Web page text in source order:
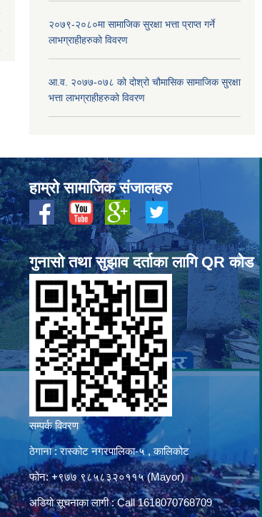
२०७९-२०८०मा सामाजिक सुरक्षा भत्ता प्राप्त गर्ने
लाभग्राहीहरुको विवरण
आ.व. २०७७-०७८ को दोश्रो चौमासिक सामाजिक सुरक्षा
भत्ता लाभग्राहीहरुको विवरण
हाम्रो सामाजिक संजालहरु
गुनासो तथा सुझाव दर्ताका लागि QR कोड
सम्पर्क विवरण
ठेगाना : रास्कोट नगरपालिका-५ , कालिकोट
फोन: +९७७ ९८५८३२०११५ (Mayor)
अडियो सूचनाका लागी : Call 1618070768709